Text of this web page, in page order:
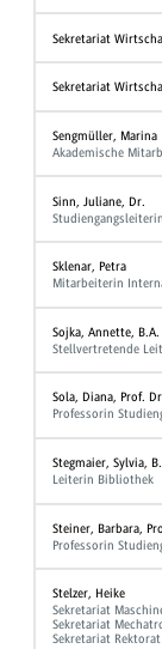
Sekretariat
Sekretariat
Sengmüller, Marina
Akademische
Sinn, Juliane, Dr.
Sklenar, Petra
Mitarbeiterin
Sojka, Annette, B.A.
Stellvertretende
Sola, Diana, Prof.
Professorin
Stegmaier, Sylvia,
Leiterin Bibliothek
Steiner, Barbara,
Professorin
Stelzer, Heike
Sekretariat
Sekretariat
Sekretariat Rektorat